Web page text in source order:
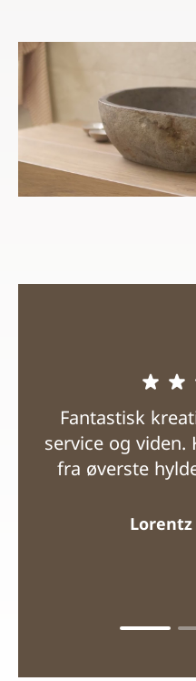
Fantastisk
service og viden.
fra øverste
Lorentz